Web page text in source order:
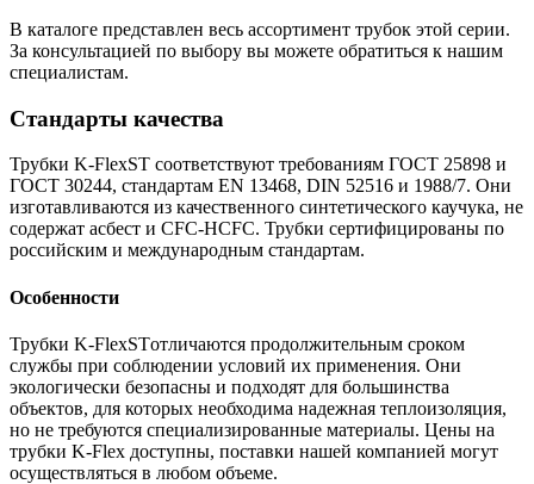
В каталоге представлен весь ассортимент трубок этой серии.
За консультацией по выбору вы можете обратиться к нашим
специалистам.
Стандарты качества
Трубки K-FlexST соответствуют требованиям ГОСТ 25898 и
ГОСТ 30244, стандартам EN 13468, DIN 52516 и 1988/7. Они
изготавливаются из качественного синтетического каучука, не
содержат асбест и CFC-HCFC. Трубки сертифицированы по
российским и международным стандартам.
Особенности
Трубки K-FlexSTотличаются продолжительным сроком
службы при соблюдении условий их применения. Они
экологически безопасны и подходят для большинства
объектов, для которых необходима надежная теплоизоляция,
но не требуются специализированные материалы. Цены на
трубки K-Flex доступны, поставки нашей компанией могут
осуществляться в любом объеме.